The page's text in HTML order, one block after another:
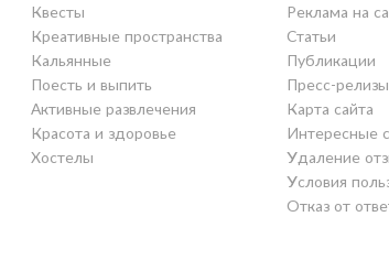
Квесты
Креативные пространства
Кальянные
Поесть и выпить
Активные развлечения
Красота и здоровье
Хостелы
Реклама на
Статьи
Публикации
Пресс-релизы
Карта сайта
Интересные
Удаление
Условия
Отказ от